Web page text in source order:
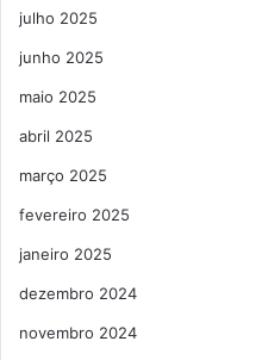
julho 2025
junho 2025
maio 2025
abril 2025
março 2025
fevereiro 2025
janeiro 2025
dezembro 2024
novembro 2024